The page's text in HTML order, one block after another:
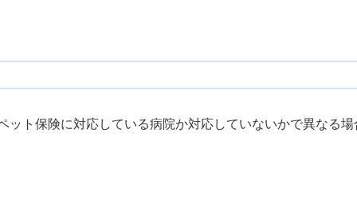
ット保険に対応している病院か対応していないかで異なる場